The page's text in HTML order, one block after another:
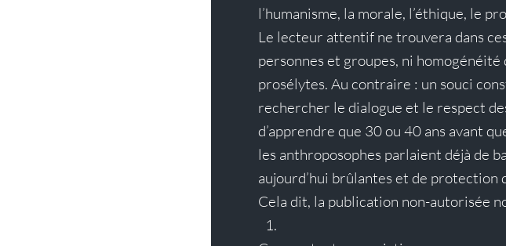
l’humanisme, la morale, l’éthique, le
Le lecteur attentif ne trouvera dans
personnes et groupes, ni
prosélytes. Au contraire : un souci
rechercher le dialogue et le respect
d’apprendre que 30 ou 40 ans avant
les anthroposophes parlaient déjà de
aujourd’hui brûlantes et de protection
Cela dit, la publication non-autorisée